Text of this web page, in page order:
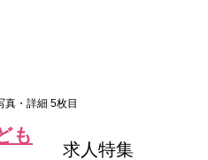
真・詳細 5枚目
も
求人特集